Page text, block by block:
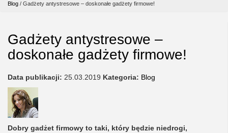
Blog / Gadżety antystresowe – doskonałe gadżety firmowe!
Gadżety antystresowe –
doskonałe gadżety firmowe!
Data publikacji: 25.03.2019 Kategoria: Blog
Dobry gadżet firmowy to taki, który będzie niedrogi,